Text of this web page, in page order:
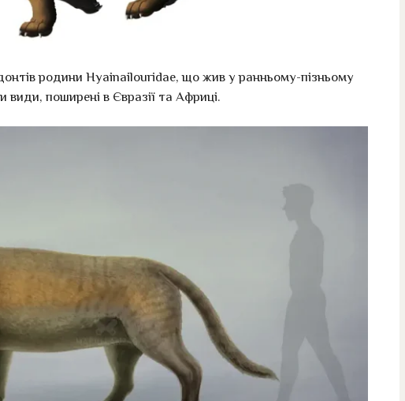
родини Hyainailouridae, що жив у ранньому-пізньому
поширені в Євразії та Африці.